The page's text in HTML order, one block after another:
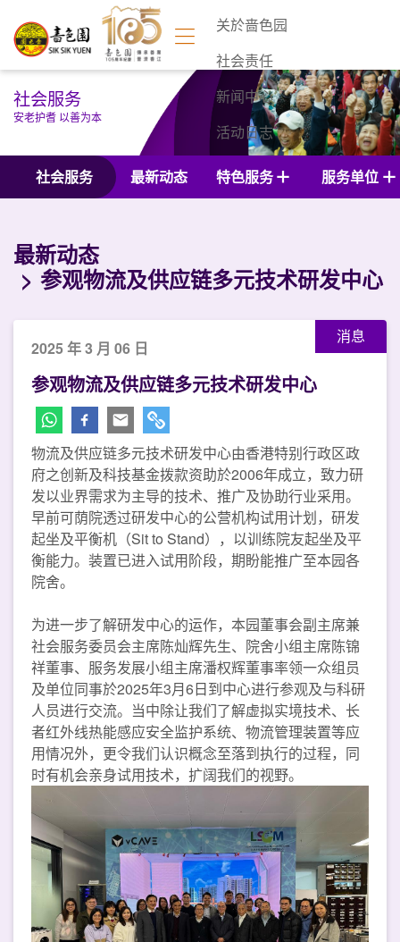
关於啬色园
社会责任
新闻中心
活动日志
联络我们
社会服务
安老护耆 以善为本
社会服务 最新动态 特色服务 服务单位
最新动态
参观物流及供应链多元技术研发中心
消息
2025 年 3 月 06 日
参观物流及供应链多元技术研发中心
物流及供应链多元技术研发中心由香港特别行政区政
府之创新及科技基金拨款资助於2006年成立，致力研
发以业界需求为主导的技术、推广及协助行业采用。
早前可荫院透过研发中心的公营机构试用计划，研发
起坐及平衡机（Sit to Stand），以训练院友起坐及平
衡能力。装置已进入试用阶段，期盼能推广至本园各
院舍。
为进一步了解研发中心的运作，本园董事会副主席兼
社会服务委员会主席陈灿辉先生、院舍小组主席陈锦
祥董事、服务发展小组主席潘权辉董事率领一众组员
及单位同事於2025年3月6日到中心进行参观及与科研
人员进行交流。当中除让我们了解虚拟实境技术、长
者红外线热能感应安全监护系统、物流管理装置等应
用情况外，更令我们认识概念至落到执行的过程，同
时有机会亲身试用技术，扩阔我们的视野。